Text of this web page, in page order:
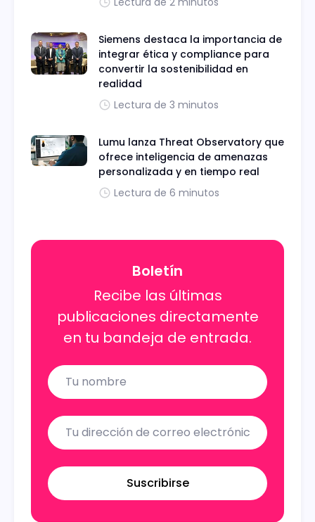
Siemens destaca la importancia de
integrar ética y compliance para
convertir la sostenibilidad en
realidad
Lectura de 3 minutos
Lumu lanza Threat Observatory que
ofrece inteligencia de amenazas
personalizada y en tiempo real
Lectura de 6 minutos
Boletín
Recibe las últimas
publicaciones directamente
en tu bandeja de entrada.
Name
Email
Suscribirse